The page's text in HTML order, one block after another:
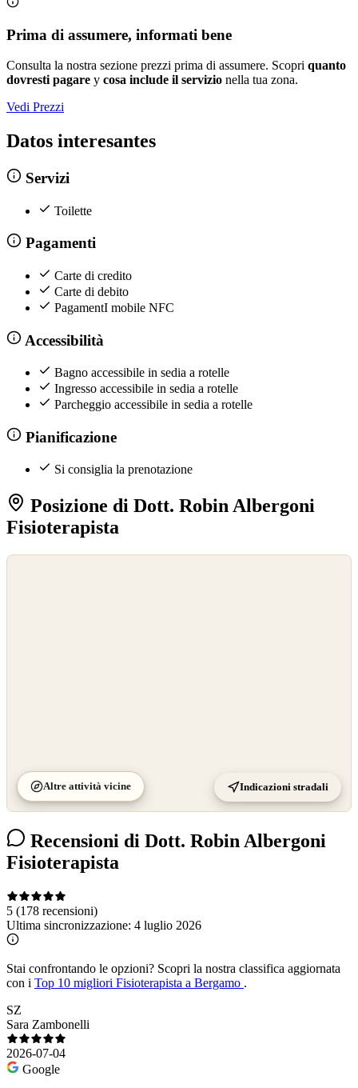
Prima di assumere, informati bene
Consulta la nostra sezione prezzi prima di assumere. Scopri quanto
dovresti pagare y cosa include il servizio nella tua zona.
Vedi Prezzi
Datos interesantes
Servizi
Toilette
Pagamenti
Carte di credito
Carte di debito
PagamentI mobile NFC
Accessibilità
Bagno accessibile in sedia a rotelle
Ingresso accessibile in sedia a rotelle
Parcheggio accessibile in sedia a rotelle
Pianificazione
Si consiglia la prenotazione
Posizione di Dott. Robin Albergoni
Fisioterapista
Altre attività vicine Indicazioni stradali
Recensioni di Dott. Robin Albergoni
Fisioterapista
5 (178 recensioni)
Ultima sincronizzazione: 4 luglio 2026
Stai confrontando le opzioni? Scopri la nostra classifica aggiornata
con i Top 10 migliori Fisioterapista a Bergamo .
SZ
Sara Zambonelli
2026-07-04
Google